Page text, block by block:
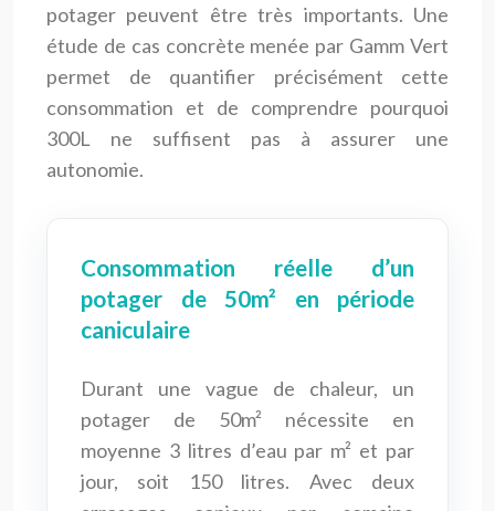
potager peuvent être très importants. Une
étude de cas concrète menée par Gamm Vert
permet de quantifier précisément cette
consommation et de comprendre pourquoi
300L ne suffisent pas à assurer une
autonomie.
Consommation réelle d’un
potager de 50m² en période
caniculaire
Durant une vague de chaleur, un
potager de 50m² nécessite en
moyenne 3 litres d’eau par m² et par
jour, soit 150 litres. Avec deux